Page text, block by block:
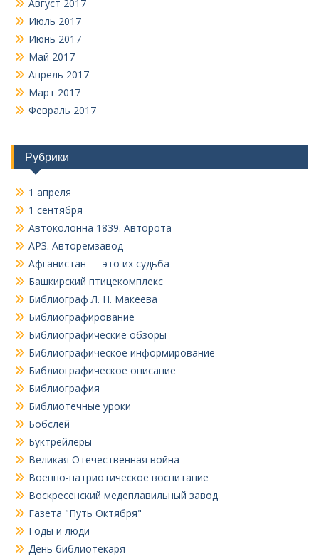
Август 2017
Июль 2017
Июнь 2017
Май 2017
Апрель 2017
Март 2017
Февраль 2017
Рубрики
1 апреля
1 сентября
Автоколонна 1839. Авторота
АРЗ. Авторемзавод
Афганистан — это их судьба
Башкирский птицекомплекс
Библиограф Л. Н. Макеева
Библиографирование
Библиографические обзоры
Библиографическое информирование
Библиографическое описание
Библиография
Библиотечные уроки
Бобслей
Буктрейлеры
Великая Отечественная война
Военно-патриотическое воспитание
Воскресенский медеплавильный завод
Газета "Путь Октября"
Годы и люди
День библиотекаря